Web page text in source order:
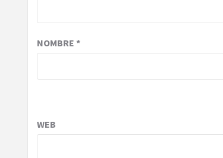
NOMBRE *
WEB